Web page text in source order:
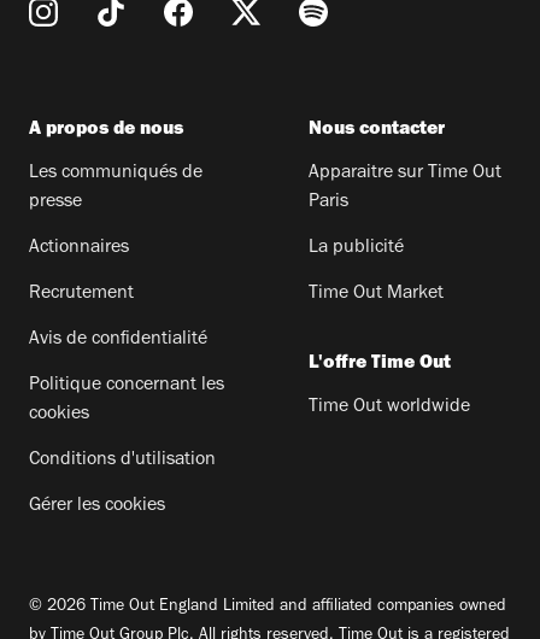
A propos de nous
Les communiqués de
presse
Actionnaires
Recrutement
Avis de confidentialité
Politique concernant les
cookies
Conditions d'utilisation
Gérer les cookies
Nous contacter
Apparaitre sur Time Out
Paris
La publicité
Time Out Market
L'offre Time Out
Time Out worldwide
© 2026 Time Out England Limited and affiliated companies owned